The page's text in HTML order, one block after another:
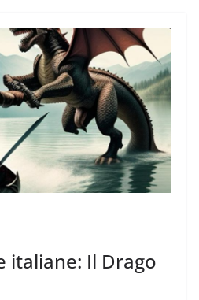
italiane: Il Drago